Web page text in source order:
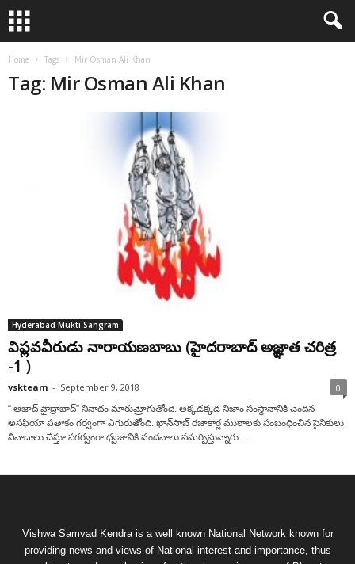
Home Tags Mir Osman Ali Khan
Tag: Mir Osman Ali Khan
Hyderabad Mukti Sangram
విప్లవవీరుడు నారాయణబాబు (హైదరాబాద్ అజ్ఞాత చరిత్ర
-1 )
vskteam - September 9, 2018 0
“ ఆజాద్ హైద్రాబాద్‌” నినాదం మారుమ్రోగుతోంది. అక్కడక్కడ నిజాం సంస్థానానికి చెందిన
అసఫియా పతాకం గర్వంగా ఎగురుతోంది. ఖాన్‌సాబ్ రజాకార్ల ముఠాలకు సంబంధించిన సైనికులు
నినాదాలు చేస్తూ సగర్వంగా ధ్వజానికి వందనాలు సమర్పిస్తున్నారు....
Vishwa Samvad Kendra is a well known National Network known for
providing news and views of National interest and importance, thus